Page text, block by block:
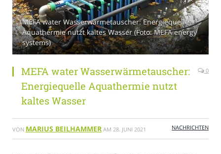
MEFA water Wasserwärmetauscher: Energiequelle
Aquathermie nutzt kaltes Wasser (Foto: MEFA energy
systems)
MEFA water Wasserwärmetauscher:
Energiequelle Aquathermie nutzt
kaltes Wasser
0
VON MARIUS BEILHAMMER AM 28. JUNI 2021 NACHRICHTEN